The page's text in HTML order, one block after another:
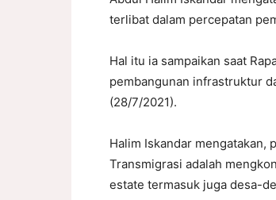
terlibat dalam percepatan
Hal itu ia sampaikan saat
pembangunan infrastruktur
(28/7/2021).
Halim Iskandar mengatakan,
Transmigrasi adalah
estate termasuk juga desa-